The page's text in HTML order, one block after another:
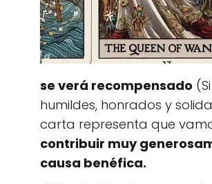
se verá recompensado
humildes, honrados y
carta representa que
contribuir muy
causa benéfica.